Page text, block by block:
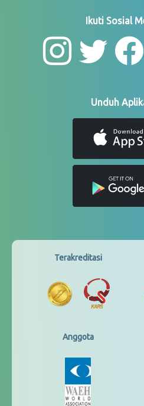
Ikuti Sosial
Unduh
Terakreditasi
Anggota